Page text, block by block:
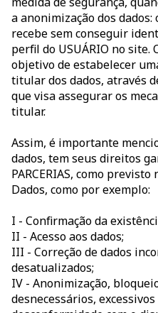
a anonimização dos dados:
recebe sem conseguir
perfil do USUÁRIO no site.
objetivo de estabelecer
titular dos dados, através
que visa assegurar os
titular.
Assim, é importante
dados, tem seus direitos
PARCERIAS, como
Dados, como por exemplo:
I - Confirmação da
II - Acesso aos dados;
III - Correção de dados
desatualizados;
IV - Anonimização,
desnecessários,